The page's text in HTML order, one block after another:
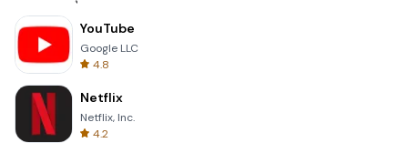
YouTube
Google LLC
4.8
Netflix
Netflix, Inc.
4.2